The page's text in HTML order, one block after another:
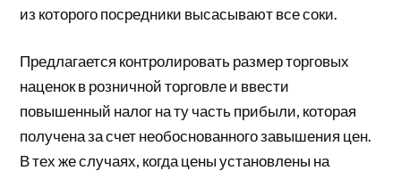
из которого посредники высасывают все соки.
Предлагается контролировать размер торговых
наценок в розничной торговле и ввести
повышенный налог на ту часть прибыли, которая
получена за счет необоснованного завышения цен.
В тех же случаях, когда цены установлены на